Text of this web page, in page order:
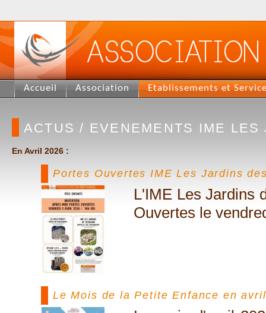
Accueil Association Etablissements et
ACTUS / EVENEMENTS IME
En Avril 2026 :
Portes Ouvertes IME Les Jardins
L'IME Les Jardins
Ouvertes le
Le Mois de la Petite Enfance en